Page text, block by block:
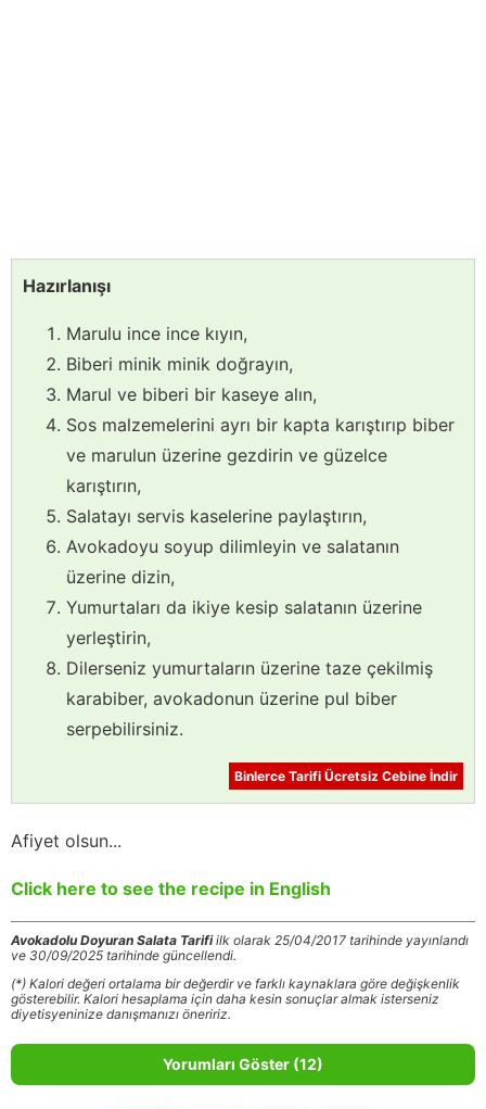
Hazırlanışı
Marulu ince ince kıyın,
Biberi minik minik doğrayın,
Marul ve biberi bir kaseye alın,
Sos malzemelerini ayrı bir kapta karıştırıp biber
ve marulun üzerine gezdirin ve güzelce
karıştırın,
Salatayı servis kaselerine paylaştırın,
Avokadoyu soyup dilimleyin ve salatanın
üzerine dizin,
Yumurtaları da ikiye kesip salatanın üzerine
yerleştirin,
Dilerseniz yumurtaların üzerine taze çekilmiş
karabiber, avokadonun üzerine pul biber
serpebilirsiniz.
Binlerce Tarifi Ücretsiz Cebine İndir
Afiyet olsun...
Click here to see the recipe in English
Avokadolu Doyuran Salata Tarifiilk olarak 25/04/2017 tarihinde yayınlandı
ve 30/09/2025 tarihinde güncellendi.
(*) Kalori değeri ortalama bir değerdir ve farklı kaynaklara göre değişkenlik
gösterebilir. Kalori hesaplama için daha kesin sonuçlar almak isterseniz
diyetisyeninize danışmanızı öneririz.
Yorumları Göster (12)